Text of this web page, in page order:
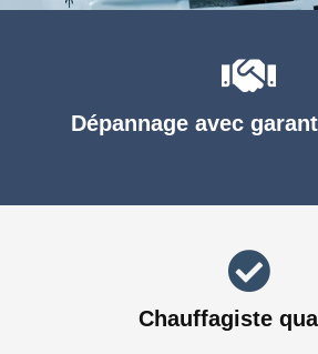
Dépannage avec
Chauffagiste